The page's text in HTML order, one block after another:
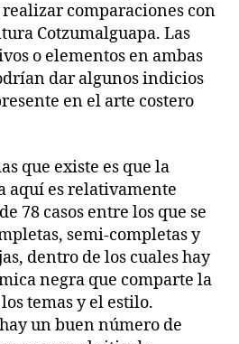
comparaciones con
Cotzumalguapa. Las
o elementos en ambas
dar algunos indicios
en el arte costero
que existe es que la
aquí es relativamente
78 casos entre los que se
semi-completas y
dentro de los cuales hay
negra que comparte la
temas y el estilo.
un buen número de